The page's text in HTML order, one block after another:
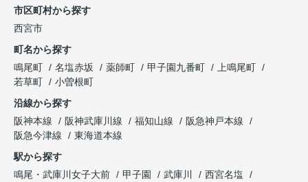
市区町村から探す
西宮市
町名から探す
鳴尾町
名塩赤坂 薬師町 甲子園九番町
上鳴尾町
若草町
小曽根町
沿線から探す
阪神本線
阪神武庫川線 福知山線
阪急神戸本線
阪急今津線
東海道本線
駅から探す
鳴尾・武庫川女子大前
甲子園 武庫川
西宮名塩